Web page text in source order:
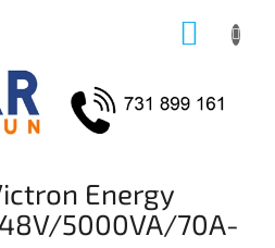
Energy
5000VA/70A-